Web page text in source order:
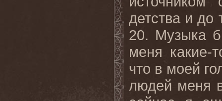
детства и до
20. Музыка
меня какие-
что в моей
людей меня